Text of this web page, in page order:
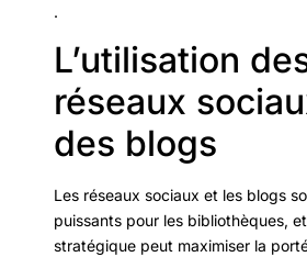
.
L’utilisation
réseaux
des blogs
Les réseaux sociaux et les blogs
puissants pour les bibliothèques,
stratégique peut maximiser la